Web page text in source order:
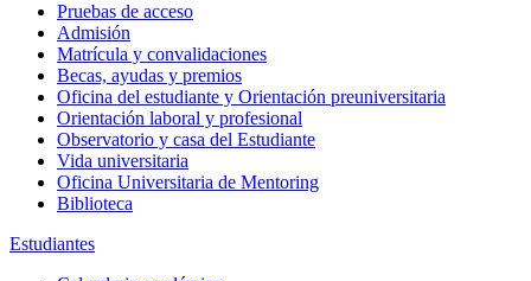
Pruebas de acceso
Admisión
Matrícula y convalidaciones
Becas, ayudas y premios
Oficina del estudiante y Orientación preuniversitaria
Orientación laboral y profesional
Observatorio y casa del Estudiante
Vida universitaria
Oficina Universitaria de Mentoring
Biblioteca
Estudiantes